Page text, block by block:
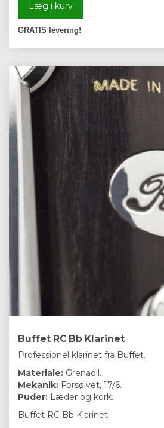
Læg i kurv
GRATIS levering!
Buffet RC Bb Klarinet
Professionel klarinet fra Buffet.
Materiale: Grenadil.
Mekanik: Forsølvet, 17/6.
Puder: Læder og kork.
Buffet RC Bb Klarinet.